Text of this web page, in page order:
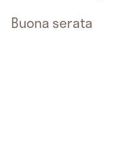
Buona serata